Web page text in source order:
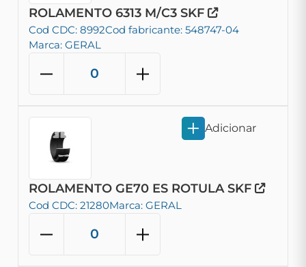
ROLAMENTO 6313 M/C3 SKF
Cod CDC: 8992Cod fabricante: 548747-04
Marca: GERAL
ROLAMENTO GE70 ES ROTULA SKF
Cod CDC: 21280Marca: GERAL
Adicionar